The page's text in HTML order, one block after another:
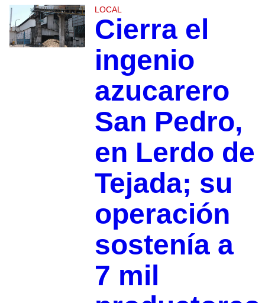
LOCAL
Cierra el
ingenio
azucarero
San Pedro,
en Lerdo de
Tejada; su
operación
sostenía a
7 mil